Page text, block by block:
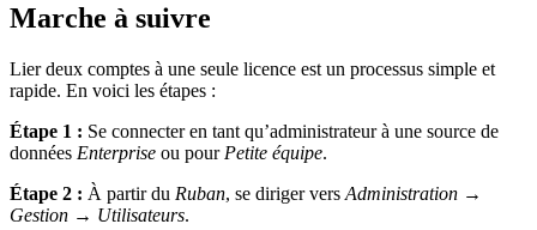
Marche à suivre
Lier deux comptes à une seule licence est un processus simple et
rapide. En voici les étapes :
Étape 1 : Se connecter en tant qu’administrateur à une source de
données Enterprise ou pour Petite équipe.
Étape 2 : À partir du Ruban, se diriger vers Administration →
Gestion → Utilisateurs.